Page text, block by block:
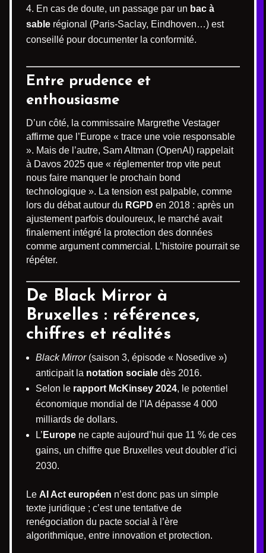
En cas de doute, un passage par un bac à
sable régional (Paris-Saclay, Eindhoven…) est
conseillé pour documenter la conformité.
Entre prudence et
enthousiasme
D’un côté, la commissaire Margrethe Vestager
affirme que l’Europe « trace une voie responsable
». Mais de l’autre, Sam Altman (OpenAI) rappelait
à Davos 2025 que « réglementer trop vite peut
nous faire manquer le prochain bond
technologique ». La tension est palpable, comme
lors du débat autour du RGPD en 2018 : après un
ajustement parfois douloureux, le marché avait
finalement intégré la protection des données
comme argument commercial. L’histoire pourrait se
répéter.
De Black Mirror à
Bruxelles : références,
chiffres et réalités
Black Mirror(saison 3, épisode « Nosedive »)
anticipait la notation sociale dès 2016.
Selon le rapport McKinsey 2024, le potentiel
économique mondial de l’IA dépasse 4 000
milliards de dollars.
L’ Europe ne capte aujourd’hui que 11 % de ces
gains, un chiffre que Bruxelles veut doubler d’ici
2030.
Le AI Act européen n’est donc pas un simple
texte juridique ; c’est une tentative de
renégociation du pacte social à l’ère
algorithmique, entre innovation et protection.